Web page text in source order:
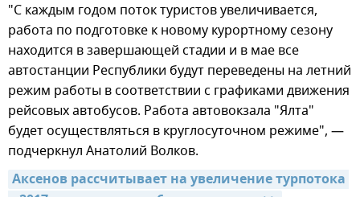
"С каждым годом поток туристов увеличивается,
работа по подготовке к новому курортному сезону
находится в завершающей стадии и в мае все
автостанции Республики будут переведены на летний
режим работы в соответствии с графиками движения
рейсовых автобусов. Работа автовокзала "Ялта"
будет осуществляться в круглосуточном режиме", —
подчеркнул Анатолий Волков.
Аксенов рассчитывает на увеличение турпотока